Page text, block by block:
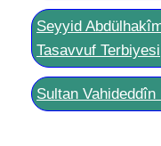
Seyyid
Tasavvuf Terbiyesi
Sultan